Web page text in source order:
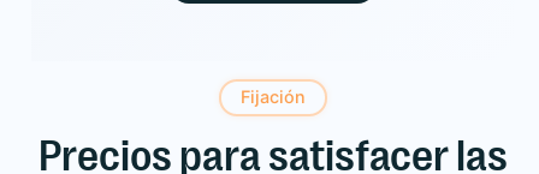
Fijación
Precios para satisfacer las